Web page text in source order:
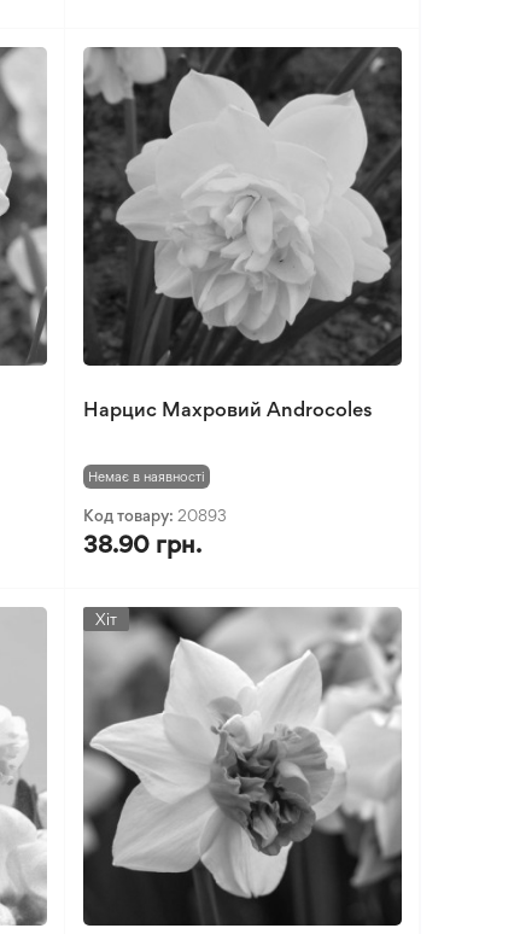
Нарцис Махровий Androcoles
Немає в наявності
Код товару: 20893
38.90 грн.
Хіт